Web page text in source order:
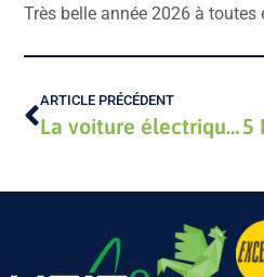
Très belle année 2026 à toutes
ARTICLE PRÉCÉDENT
La voiture électrique, pour ou contre ?